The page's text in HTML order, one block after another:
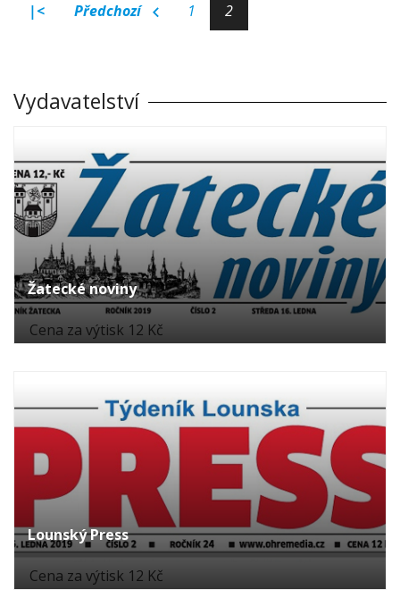
|< Předchozí 1 2
Vydavatelství
Žatecké noviny
Cena za výtisk 12 Kč
Lounský Press
Cena za výtisk 12 Kč